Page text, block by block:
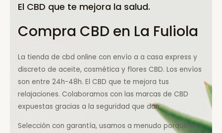
El CBD que te mejora la salud.
Compra CBD en La Fuliola
La tienda de cbd online con envío a a casa express y
discreto de aceite, cosmética y flores CBD. Los envíos
son entre 24h-48h. El CBD que te mejora tus
relajaciones. Colaboramos con las marcas de CBD
expuestas gracias a la seguridad que dan.
Selección con garantía, usamos a menudo porque nos